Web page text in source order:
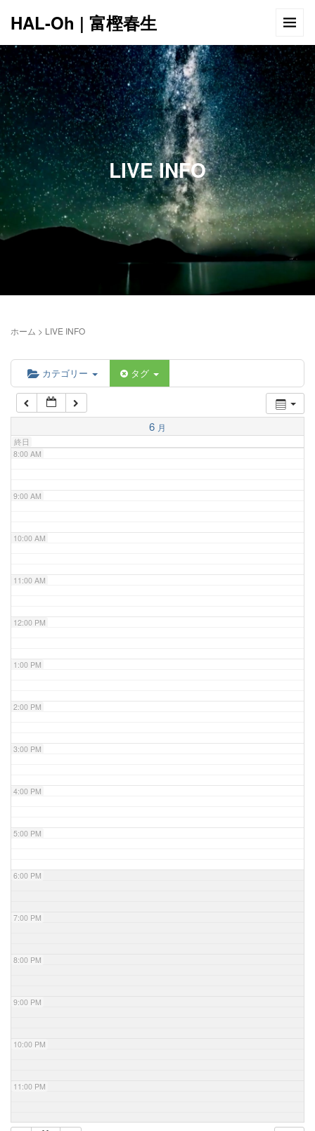
HAL-Oh | 富樫春生
LIVE INFO
ホーム > LIVE INFO
カテゴリー タグ
6 月
終日
12:00 AM
1:00 AM
2:00 AM
5:00 AM
6:00 AM
7:00 AM
8:00 AM
9:00 AM
10:00 AM
11:00 AM
12:00 PM
1:00 PM
2:00 PM
3:00 PM
4:00 PM
5:00 PM
6:00 PM
7:00 PM
8:00 PM
9:00 PM
10:00 PM
11:00 PM